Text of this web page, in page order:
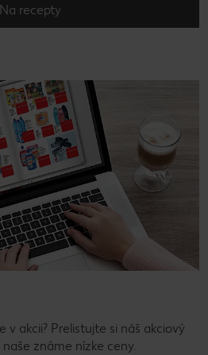
Na recepty
v akcii? Prelistujte si náš akciový
známe nízke ceny.